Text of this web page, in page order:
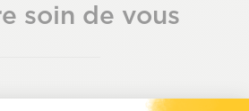
soin de vous